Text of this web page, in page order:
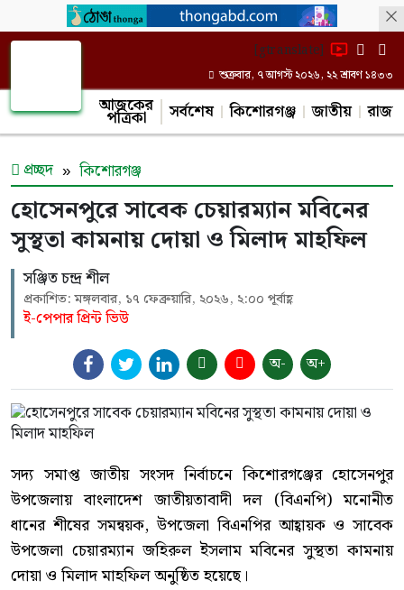
[gtranslate]
শুক্রবার, ৭ আগস্ট ২০২৬, ২২ শ্রাবণ ১৪৩৩
আজকের
পত্রিকা সর্বশেষ কিশোরগঞ্জ জাতীয়
প্রচ্ছদ কিশোরগঞ্জ
হোসেনপুরে সাবেক চেয়ারম্যান মবিনের
সুস্থতা কামনায় দোয়া ও মিলাদ মাহফিল
সঞ্জিত চন্দ্র শীল
প্রকাশিত: মঙ্গলবার, ১৭ ফেব্রুয়ারি, ২০২৬, ২:০০ পূর্বাহ্ণ
ই-পেপার প্রিন্ট ভিউ
অ-
অ+
সদ্য সমাপ্ত জাতীয় সংসদ নির্বাচনে কিশোরগঞ্জের হোসেনপুর
উপজেলায় বাংলাদেশ জাতীয়তাবাদী দল (বিএনপি) মনোনীত
ধানের শীষের সমন্বয়ক, উপজেলা বিএনপির আহ্বায়ক ও সাবেক
উপজেলা চেয়ারম্যান জহিরুল ইসলাম মবিনের সুস্থতা কামনায়
দোয়া ও মিলাদ মাহফিল অনুষ্ঠিত হয়েছে।